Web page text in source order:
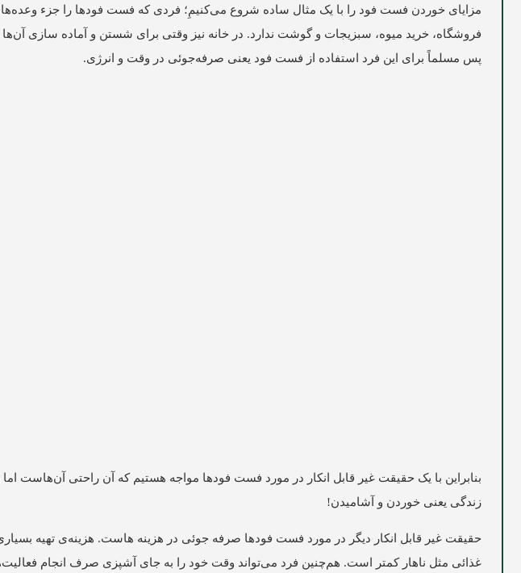
مزایای خوردن فست فود را با یک مثال ساده شروع می‌‌کنیمِ؛ فردی که فست فودها را جزء
فروشگاه، خرید میوه، سبزیجات و گوشت ندارد. در خانه‌‌ نیز وقتی برای شستن و آماده سازی
پس مسلماً برای این فرد استفاده از فست فود یعنی صرفه‌‌جوئی در وقت و انرژی.
بنابراین با یک حقیقت غیر قابل انکار در مورد فست فودها مواجه هستیم که آن راحتی آن‌‌‌هاست
زندگی یعنی خوردن و آشامیدن!
حقیقت غیر قابل انکار دیگر در مورد فست فودها صرفه جوئی در هزینه‌‌ هاست. هزینه‌‌ی تهیه
غذائی مثل ناهار کمتر است. هم‌‌چنین فرد می‌‌تواند وقت خود را به جای آشپزی صرف انجام